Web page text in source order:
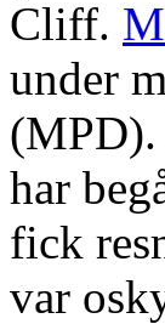
Cliff.
under
(MPD).
har
fick
var